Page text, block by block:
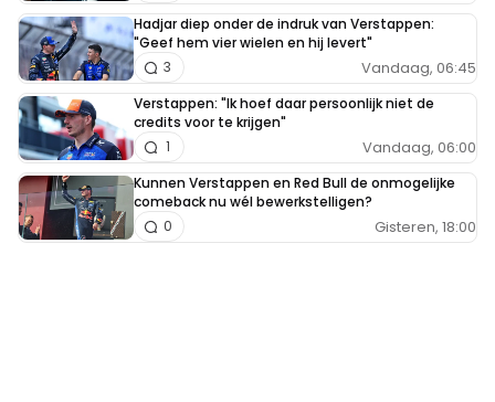
Hadjar diep onder de indruk van Verstappen:
"Geef hem vier wielen en hij levert"
Vandaag, 06:45
3
Verstappen: "Ik hoef daar persoonlijk niet de
credits voor te krijgen"
Vandaag, 06:00
1
Kunnen Verstappen en Red Bull de onmogelijke
comeback nu wél bewerkstelligen?
Gisteren, 18:00
0